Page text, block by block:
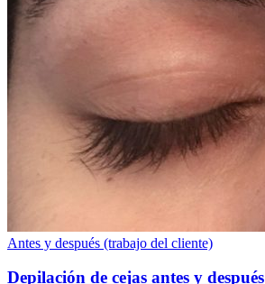
Antes y después (trabajo del cliente)
Depilación de cejas antes y después